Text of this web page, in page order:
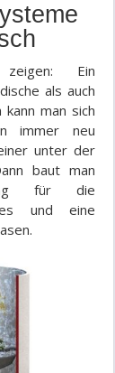
Ein
als auch
man sich
immer neu
unter der
baut man
für die
und eine